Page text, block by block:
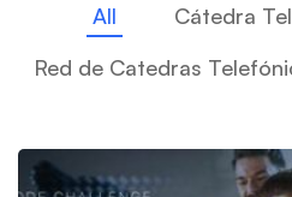
All
Cátedra
Red de Catedras